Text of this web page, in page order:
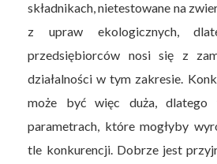
składnikach, nietestowane na
z upraw ekologicznych,
przedsiębiorców nosi się z
działalności w tym zakresie.
może być więc duża, dlatego
parametrach, które mogłyby
tle konkurencji. Dobrze jest